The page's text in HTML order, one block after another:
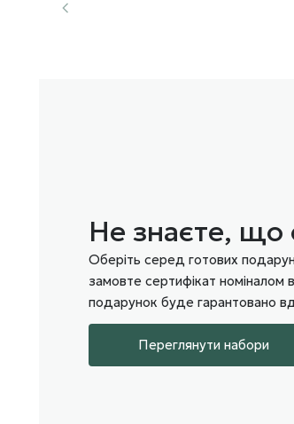
Не знаєте, що
Оберіть серед готових
замовте сертифікат номіналом
подарунок буде гарантовано
Переглянути набори